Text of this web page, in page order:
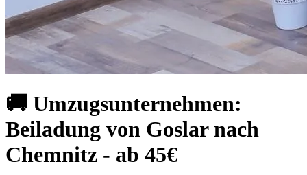
🚚 Umzugsunternehmen:
Beiladung von Goslar nach
Chemnitz⁠ - ab 45€